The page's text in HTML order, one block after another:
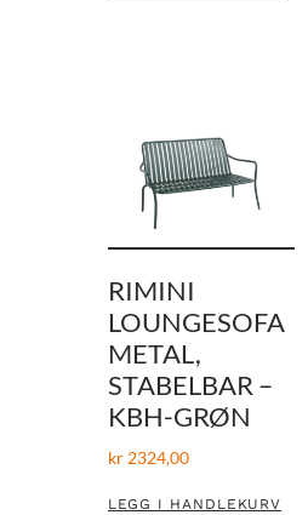
RIMINI
LOUNGESOFA
METAL,
STABELBAR –
KBH-GRØN
kr2324,00
LEGG I HANDLEKURV